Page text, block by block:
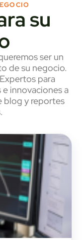
su
ser un
de su negocio.
para
innovaciones a
blog y reportes